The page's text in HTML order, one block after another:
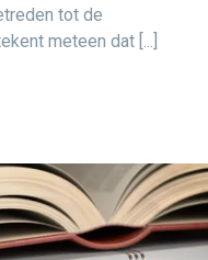
tot de
meteen dat [...]